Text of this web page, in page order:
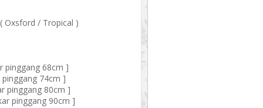
Oxsford / Tropical )
pinggang 68cm ]
74cm ]
pinggang 80cm ]
pinggang 90cm ]